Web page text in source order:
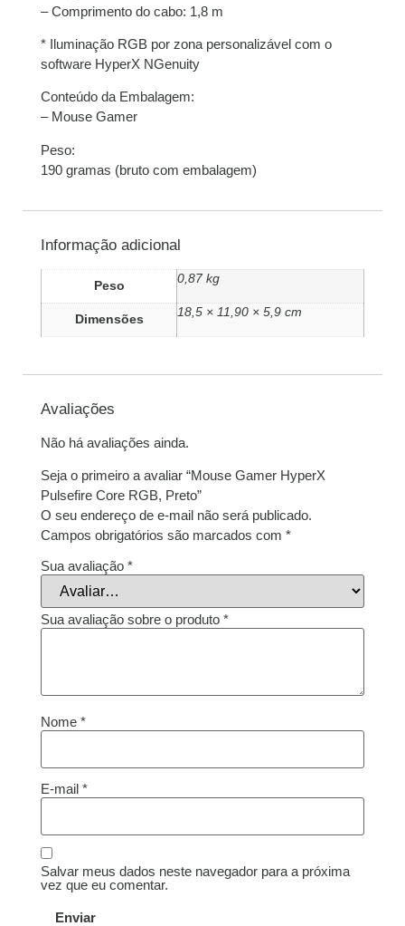
– Comprimento do cabo: 1,8 m
* Iluminação RGB por zona personalizável com o
software HyperX NGenuity
Conteúdo da Embalagem:
– Mouse Gamer
Peso:
190 gramas (bruto com embalagem)
Informação adicional
Peso
0,87 kg
Dimensões
18,5 × 11,90 × 5,9 cm
Avaliações
Não há avaliações ainda.
Seja o primeiro a avaliar “Mouse Gamer HyperX
Pulsefire Core RGB, Preto”
O seu endereço de e-mail não será publicado.
Campos obrigatórios são marcados com *
Sua avaliação *
Sua avaliação sobre o produto *
Nome *
E-mail *
Salvar meus dados neste navegador para a próxima
vez que eu comentar.